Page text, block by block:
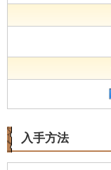
入手方法